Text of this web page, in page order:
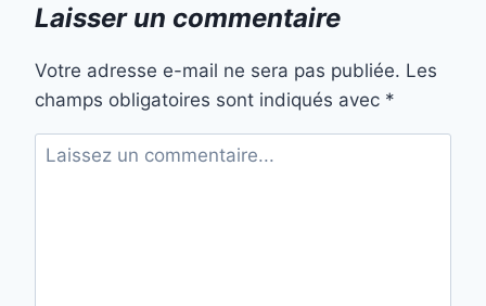
Laisser un commentaire
Votre adresse e-mail ne sera pas publiée. Les
champs obligatoires sont indiqués avec *